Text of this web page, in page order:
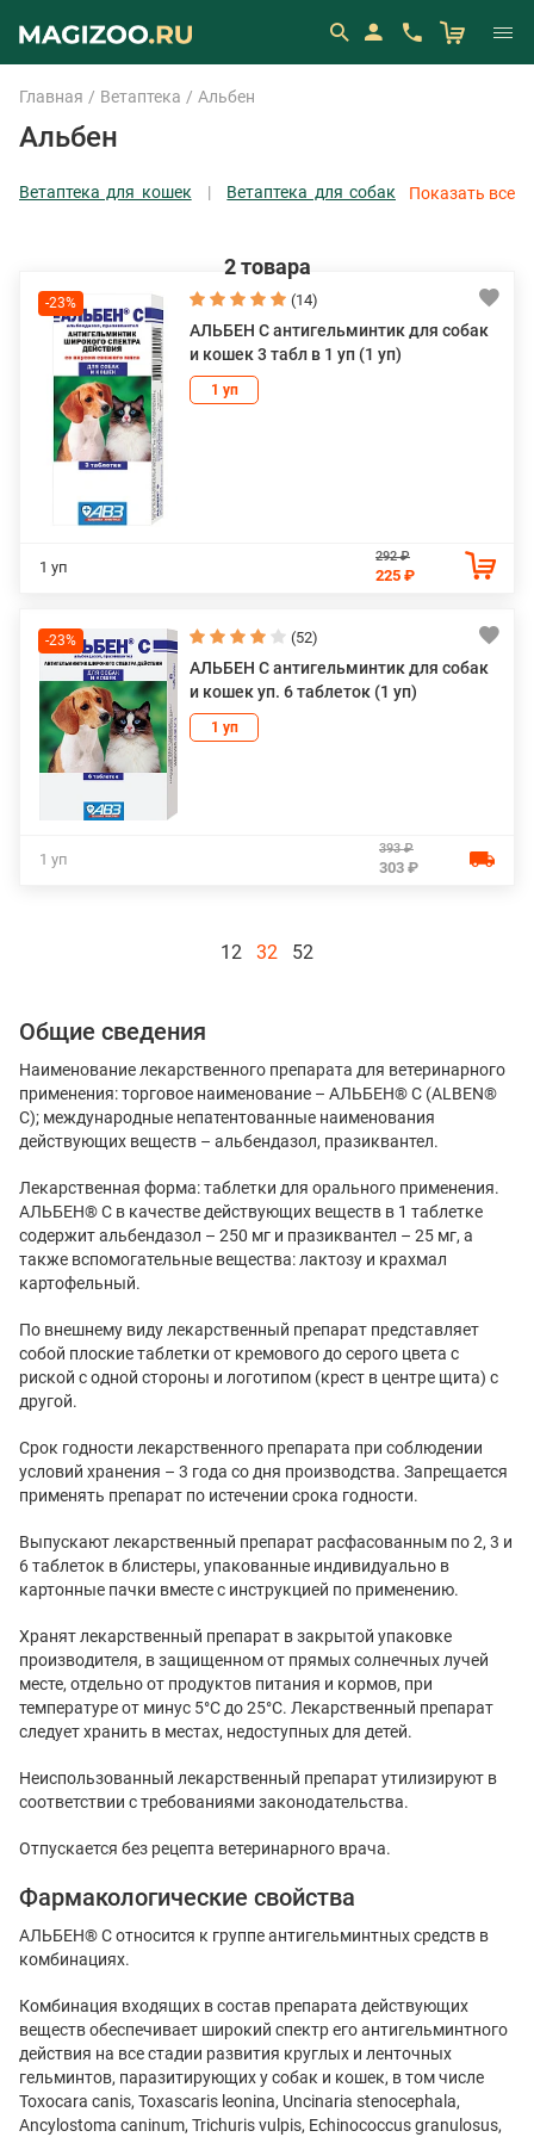
Главная Ветаптека Альбен
Альбен
Ветаптека для кошек
Ветаптека для собак
Показать все
2 товара
-23% (14)
АЛЬБЕН С антигельминтик для собак
и кошек 3 табл в 1 уп (1 уп)
1 уп
1 уп
292 ₽
225 ₽
-23% (52)
АЛЬБЕН С антигельминтик для собак
и кошек уп. 6 таблеток (1 уп)
1 уп
1 уп
393 ₽
303 ₽
12 32 52
Общие сведения
Наименование лекарственного препарата для ветеринарного
применения: торговое наименование – АЛЬБЕН® С (ALBEN®
C); международные непатентованные наименования
действующих веществ – альбендазол, празиквантел.
Лекарственная форма: таблетки для орального применения.
АЛЬБЕН® С в качестве действующих веществ в 1 таблетке
содержит альбендазол – 250 мг и празиквантел – 25 мг, а
также вспомогательные вещества: лактозу и крахмал
картофельный.
По внешнему виду лекарственный препарат представляет
собой плоские таблетки от кремового до серого цвета с
риской с одной стороны и логотипом (крест в центре щита) с
другой.
Срок годности лекарственного препарата при соблюдении
условий хранения – 3 года со дня производства. Запрещается
применять препарат по истечении срока годности.
Выпускают лекарственный препарат расфасованным по 2, 3 и
6 таблеток в блистеры, упакованные индивидуально в
картонные пачки вместе с инструкцией по применению.
Хранят лекарственный препарат в закрытой упаковке
производителя, в защищенном от прямых солнечных лучей
месте, отдельно от продуктов питания и кормов, при
температуре от минус 5°С до 25°С. Лекарственный препарат
следует хранить в местах, недоступных для детей.
Неиспользованный лекарственный препарат утилизируют в
соответствии с требованиями законодательства.
Отпускается без рецепта ветеринарного врача.
Фармакологические свойства
АЛЬБЕН® С относится к группе антигельминтных средств в
комбинациях.
Комбинация входящих в состав препарата действующих
веществ обеспечивает широкий спектр его антигельминтного
действия на все стадии развития круглых и ленточных
гельминтов, паразитирующих у собак и кошек, в том числе
Toxocara canis, Toxascaris leonina, Uncinaria stenocephala,
Ancylostoma caninum, Trichuris vulpis, Echinococcus granulosus,